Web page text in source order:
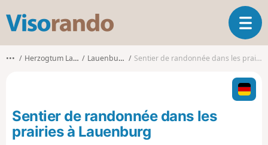
s
o
o
O
u
i
r
l
••• Herzogtum Lauenburg Lauenburg/Elbe Sentier de randonnée dans les prairies à Lauenburg
Sentier de randonnée dans les
prairies à Lauenburg